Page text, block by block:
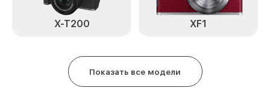
Замена микрофона X-T30 Fujifilm от 2700₽
Программный ремонт X-T30 Fujifilm
X-T200 XF1
Показать все модели